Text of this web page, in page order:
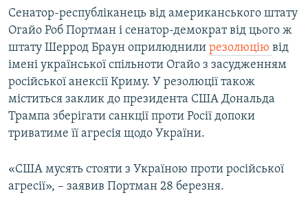
Усі сайти RFE/RL
Сенатор-республіканець від американського штату
Огайо Роб Портман і сенатор-демократ від цього ж
штату Шеррод Браун оприлюднили резолюцію від
імені української спільноти Огайо з засудженням
російської анексії Криму. У резолюції також
міститься заклик до президента США Дональда
Трампа зберігати санкції проти Росії допоки
триватиме її агресія щодо України.
«США мусять стояти з Україною проти російської
агресії», – заявив Портман 28 березня.